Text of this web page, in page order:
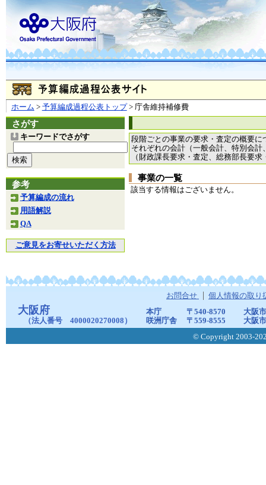
ホーム > 予算編成過程公表トップ> 庁舎維持補修費
さがす
キーワードでさがす
参考
予算編成の流れ
用語解説
QA
ご意見をお寄せいただく方法
段階ごとの事業の要求・査定の概要に
それぞれの会計（一般会計、特別会
（財政課長要求・査定、総務部長要
事業の一覧
該当する情報はございません。
お問合せ 個人情報の取り
大阪府
（法人番号 4000020270008）
本庁 〒540-8570
大阪
咲洲庁舎
〒559-8555
大阪
© Copyright 2003-